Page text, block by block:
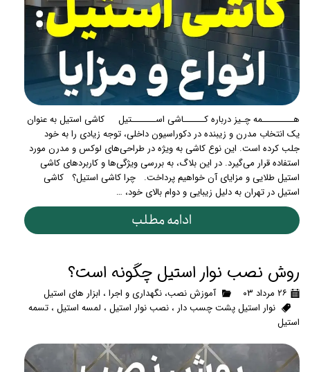
هـــــــــمه‌ چـیز درباره کــــــاشی اســـــــتیل کاشی استیل به عنوان
یک انتخاب مدرن و زیبنده در دکوراسیون داخلی، توجه زیادی را به خود
جلب کرده است. این نوع کاشی به ویژه در طراحی‌های لوکس و مدرن مورد
استفاده قرار می‌گیرد. در این بلاگ، به بررسی ویژگی‌ها و کاربردهای کاشی
استیل طلایی و مزایای آن خواهیم پرداخت. چرا کاشی استیل؟ کاشی
استیل در تهران به دلیل زیبایی و دوام بالای خود، …
ادامه مطلب
روش نصب نوار استیل چگونه است؟
۲۶ مرداد ۰۳ آموزش نصب، نگهداری و اجرا، ابزار های استیل
نوار استیل پشت چسب دار ، نصب نوار استیل، لمسه استیل، تسمه
استیل